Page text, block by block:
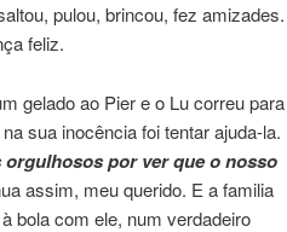
pulou, brincou, fez amizades.
feliz.
gelado ao Pier e o Lu correu para
sua inocência foi tentar ajuda-la.
orgulhosos por ver que o nosso
assim, meu querido. E a familia
bola com ele, num verdadeiro